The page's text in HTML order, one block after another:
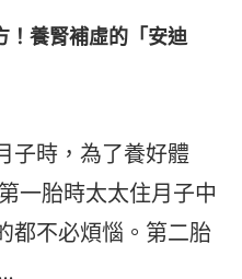
！養腎補虛的「安迪
子時，為了養好體
一胎時太太住月子中
都不必煩惱。第二胎